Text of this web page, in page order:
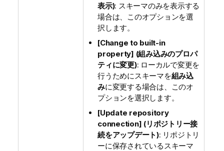
表示): スキーマのみを表示する
場合は、このオプションを選
択します。
[Change to built-in
property] (組み込みのプロパ
ティに変更): ローカルで変更を
行うためにスキーマを組み込
みに変更する場合は、このオ
プションを選択します。
[Update repository
connection] (リポジトリー接
続をアップデート): リポジトリ
ーに保存されているスキーマ